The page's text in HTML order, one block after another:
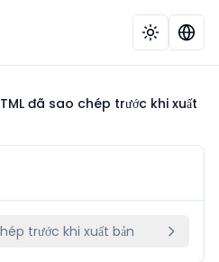
đã sao chép trước khi xuất
trước khi xuất bản